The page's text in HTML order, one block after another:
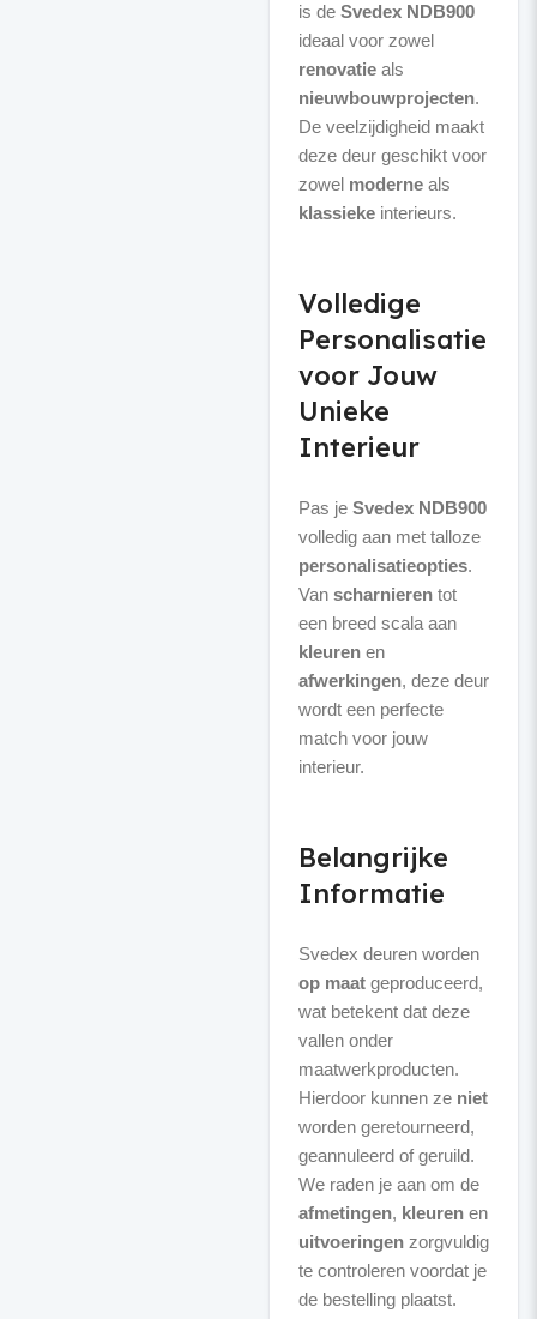
is de Svedex NDB900
ideaal voor zowel
renovatieals
nieuwbouwprojecten.
De veelzijdigheid maakt
deze deur geschikt voor
zowel moderneals
klassiekeinterieurs.
Volledige
Personalisatie
voor Jouw
Unieke
Interieur
Pas je Svedex NDB900
volledig aan met talloze
personalisatieopties.
Van scharnierentot
een breed scala aan
kleurenen
afwerkingen, deze deur
wordt een perfecte
match voor jouw
interieur.
Belangrijke
Informatie
Svedex deuren worden
op maatgeproduceerd,
wat betekent dat deze
vallen onder
maatwerkproducten.
Hierdoor kunnen ze niet
worden geretourneerd,
geannuleerd of geruild.
We raden je aan om de
afmetingen, kleurenen
uitvoeringenzorgvuldig
te controleren voordat je
de bestelling plaatst.